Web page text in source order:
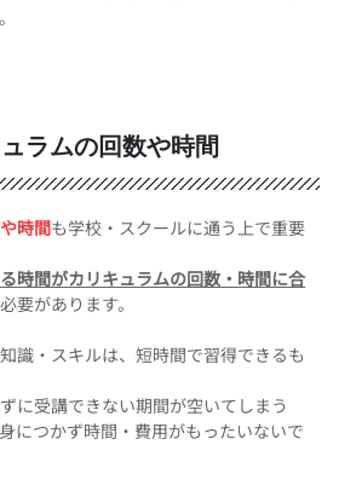
ラムの回数や時間
時間も学校・スクールに通う上で重要
時間がカリキュラムの回数・時間に合
要があります。
識・スキルは、短時間で習得できるも
に受講できない期間が空いてしまう
につかず時間・費用がもったいないで